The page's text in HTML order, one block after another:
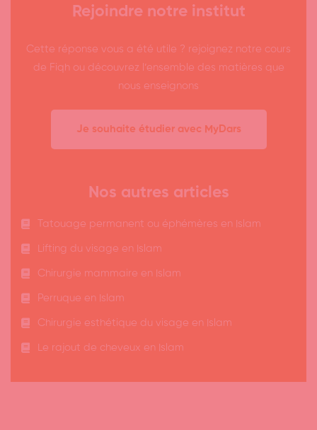
Rejoindre notre institut
Cette réponse vous a été utile ? rejoignez notre cours
de Fiqh ou découvrez l’ensemble des matières que
nous enseignons
Je souhaite étudier avec MyDars
Nos autres articles
Tatouage permanent ou éphémères en Islam
Lifting du visage en Islam
Chirurgie mammaire en Islam
Perruque en Islam
Chirurgie esthétique du visage en Islam
Le rajout de cheveux en Islam